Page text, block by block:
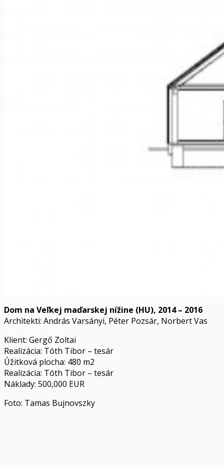
Dom na Veľkej maďarskej nížine (HU), 2014 – 2016
Architekti: András Varsányi, Péter Pozsár, Norbert Vas
Klient: Gergő Zoltai
Realizácia: Tóth Tibor – tesár
Úžitková plocha: 480 m2
Realizácia: Tóth Tibor – tesár
Náklady: 500,000 EUR
Foto: Tamas Bujnovszky